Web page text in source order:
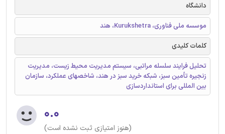
دانشگاه
موسسه ملی فناوری، Kurukshetra، هند
کلمات کلیدی
تحلیل فرایند سلسله مراتبی، سیستم مدیریت محیط زیست، مدیریت
زنجیره تأمین سبز، شبکه خرید سبز در هند، شاخصهای عملکرد، سازمان
بین المللی برای استانداردسازی
۰.۰
(هنوز امتیازی ثبت نشده است)